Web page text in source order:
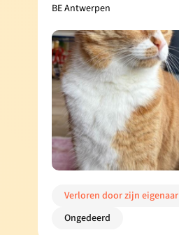
BE Antwerpen
Verloren door zijn eigenaar
Ongedeerd